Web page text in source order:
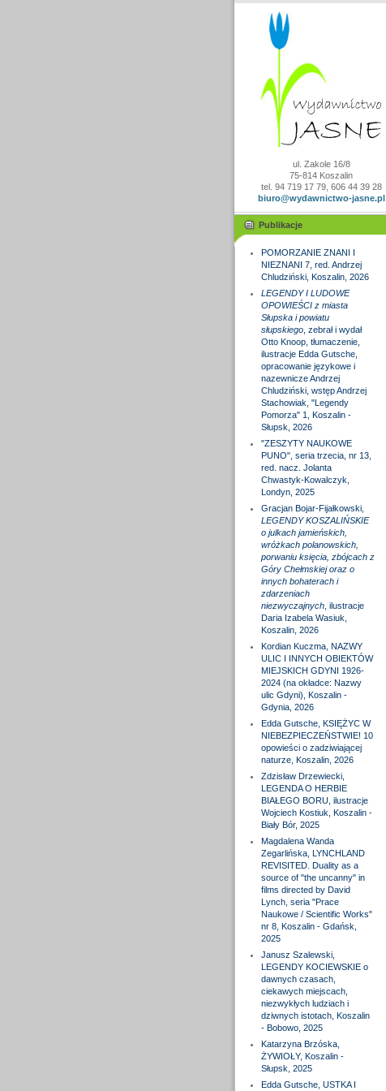
ul. Zakole 16/8
75-814 Koszalin
tel. 94 719 17 79, 606 44 39 28
biuro@wydawnictwo-jasne.pl
Publikacje
POMORZANIE ZNANI I
NIEZNANI 7, red. Andrzej
Chludziński, Koszalin, 2026
LEGENDY I LUDOWE
OPOWIEŚCI z miasta
Słupska i powiatu
słupskiego, zebrał i wydał
Otto Knoop, tłumaczenie,
ilustracje Edda Gutsche,
opracowanie językowe i
nazewnicze Andrzej
Chludziński, wstęp Andrzej
Stachowiak, "Legendy
Pomorza" 1, Koszalin -
Słupsk, 2026
"ZESZYTY NAUKOWE
PUNO", seria trzecia, nr 13,
red. nacz. Jolanta
Chwastyk-Kowalczyk,
Londyn, 2025
Gracjan Bojar-Fijałkowski,
LEGENDY KOSZALIŃSKIE
o julkach jamieńskich,
wróżkach polanowskich,
porwaniu księcia, zbójcach z
Góry Chełmskiej oraz o
innych bohaterach i
zdarzeniach
niezwyczajnych, ilustracje
Daria Izabela Wasiuk,
Koszalin, 2026
Kordian Kuczma, NAZWY
ULIC I INNYCH OBIEKTÓW
MIEJSKICH GDYNI 1926-
2024 (na okładce: Nazwy
ulic Gdyni), Koszalin -
Gdynia, 2026
Edda Gutsche, KSIĘŻYC W
NIEBEZPIECZEŃSTWIE! 10
opowieści o zadziwiającej
naturze, Koszalin, 2026
Zdzisław Drzewiecki,
LEGENDA O HERBIE
BIAŁEGO BORU, ilustracje
Wojciech Kostiuk, Koszalin -
Biały Bór, 2025
Magdalena Wanda
Zegarlińska, LYNCHLAND
REVISITED. Duality as a
source of "the uncanny" in
films directed by David
Lynch, seria "Prace
Naukowe / Scientific Works"
nr 8, Koszalin - Gdańsk,
2025
Janusz Szalewski,
LEGENDY KOCIEWSKIE o
dawnych czasach,
ciekawych miejscach,
niezwykłych ludziach i
dziwnych istotach, Koszalin
- Bobowo, 2025
Katarzyna Brzóska,
ŻYWIOŁY, Koszalin -
Słupsk, 2025
Edda Gutsche, USTKA I